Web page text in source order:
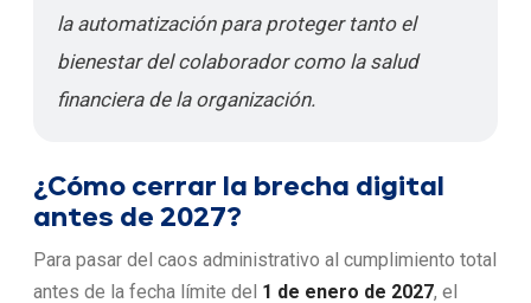
la automatización para proteger tanto el
bienestar del colaborador como la salud
financiera de la organización.
¿Cómo cerrar la brecha digital
antes de 2027?
Para pasar del caos administrativo al cumplimiento total
antes de la fecha límite del 1 de enero de 2027, el